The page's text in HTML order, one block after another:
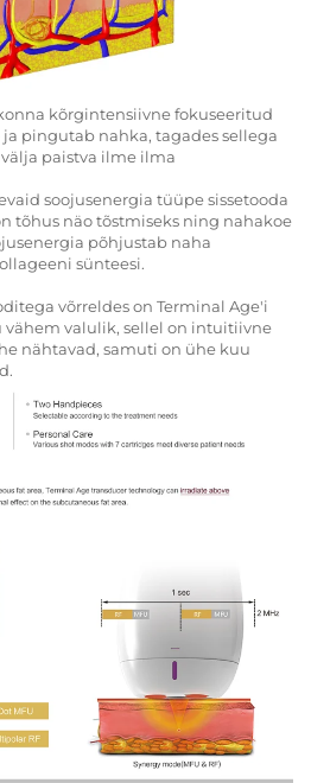
kõrgintensiivne fokuseeritud
pingutab nahka, tagades sellega
paistva ilme ilma
soojusenergia tüüpe sissetooda
tõhus näo tõstmiseks ning nahakoe
põhjustab naha
sünteesi.
võrreldes on Terminal Age'i
valulik, sellel on intuitiivne
nähtavad, samuti on ühe kuu